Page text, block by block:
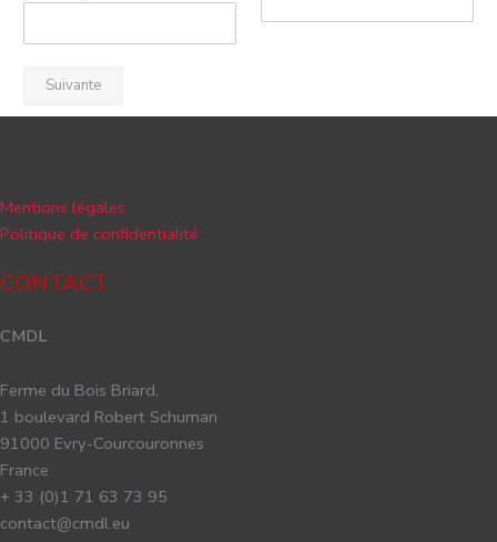
Suivante
Mentions légales
Politique de confidentialité
CONTACT
CMDL
Ferme du Bois Briard,
1 boulevard Robert Schuman
91000 Evry-Courcouronnes
France
+ 33 (0)1 71 63 73 95
contact@cmdl.eu